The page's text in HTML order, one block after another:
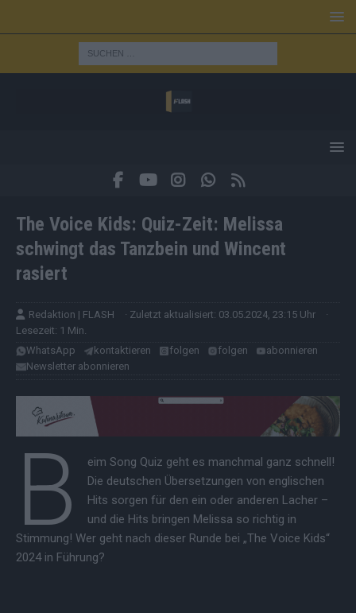
The Voice Kids: Quiz-Zeit: Melissa
schwingt das Tanzbein und Wincent
rasiert
Redaktion | FLASH · Zuletzt aktualisiert: 03.05.2024, 23:15 Uhr
·
Lesezeit: 1 Min.
WhatsApp
kontaktieren folgen folgen
abonnieren
Newsletter abonnieren
B
eim Song Quiz geht es manchmal ganz schnell!
Die deutschen Übersetzungen von englischen
Hits sorgen für den ein oder anderen Lacher –
und die Hits bringen Melissa so richtig in
Stimmung! Wer geht nach dieser Runde bei „The Voice Kids“
2024 in Führung?